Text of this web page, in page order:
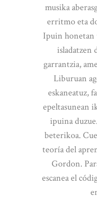
musika
erritmo eta
Ipuin honetan
isladatzen
garrantzia,
Liburuan
eskaneatuz,
epeltasunean
ipuina
beterikoa.
teoría del
Gordon.
escanea el